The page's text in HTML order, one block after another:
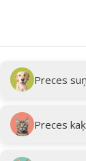
Apakškategorija
Preces
Preces